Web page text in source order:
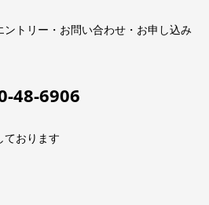
トリー・お問い合わせ・お申し込み
6906
ております